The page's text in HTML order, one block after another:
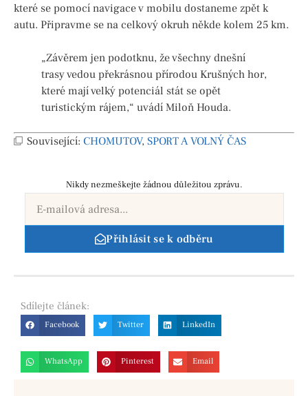
které se pomocí navigace v mobilu dostaneme zpět k
autu. Připravme se na celkový okruh někde kolem 25 km.
„Závěrem jen podotknu, že všechny dnešní
trasy vedou překrásnou přírodou Krušných hor,
které mají velký potenciál stát se opět
turistickým rájem,“ uvádí Miloň Houda.
Související: CHOMUTOV, SPORT A VOLNÝ ČAS
Nikdy nezmeškejte žádnou důležitou zprávu.
Přihlásit se k odběru
Sdílejte článek:
Facebook Twitter LinkedIn
WhatsApp Pinterest Email